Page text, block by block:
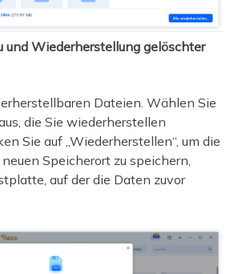
und Wiederherstellung gelöschter
Dateien. Wählen Sie
die Sie wiederherstellen
Sie auf „Wiederherstellen“, um die
Speicherort zu speichern,
auf der die Daten zuvor